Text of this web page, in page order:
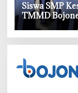
Siswa SMP
TMMD
Percaya Diri